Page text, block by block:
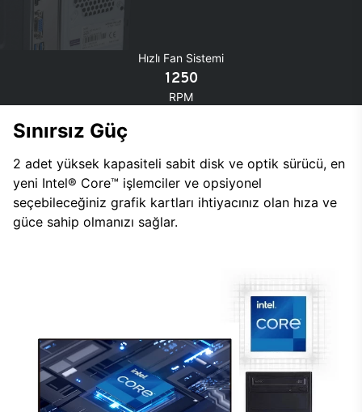
Hızlı Fan Sistemi
1250
RPM
Sınırsız Güç
2 adet yüksek kapasiteli sabit disk ve optik sürücü, en
yeni Intel® Core™ işlemciler ve opsiyonel
seçebileceğiniz grafik kartları ihtiyacınız olan hıza ve
güce sahip olmanızı sağlar.